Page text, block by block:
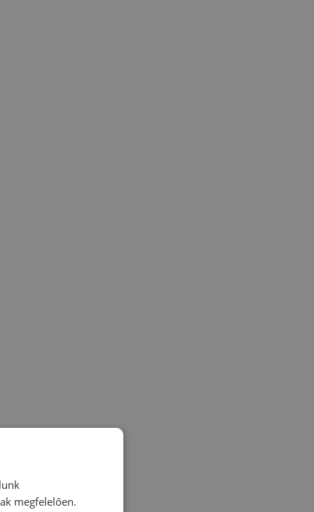
megfelelően.